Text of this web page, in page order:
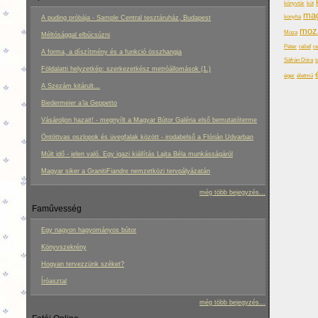
A puding próbája - Sample Central tesztáruház, Budapest
Méltósággal elbúcsúzni
A forma, a díszítmény és a funkció összhangja
Földalatti helyzetkép: szerkezetkész metróállomások (1.)
A Szezám kitárult...
Biedermeier a’la Geppetto
Vásároljon hazait! - megnyílt a Magyar Bútor Galéria első bemutatóterme
Öntöttvas oszlopok és üvegfalak között - irodabelső a Flórián Udvarban
Múlt idő - jelen való. Egy igazi kiállítás Lajta Béla munkásságáról
Magyar siker a GranitiFiandre nemzetközi tervpályázatán
még több bejegyzés...
Faművesség
Egy nagyon hagyományos bútor
Könyvszekrény
Hogyan tervezzünk széket?
Íróasztal
még több bejegyzés...
könyvtár kút
konyha
Moza
Péter relief
Sáfrán Dóra
éger életmű